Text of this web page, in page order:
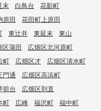
末 白鳥台
花影町
原田
花田町上原田
東辻井 東延末
東山
区蒲田
広畑区北河原町
町 広畑区才
広畑区清水町
門通
広畑区高浜町
前台
広畑区則直
町 広峰 福沢町
福中町